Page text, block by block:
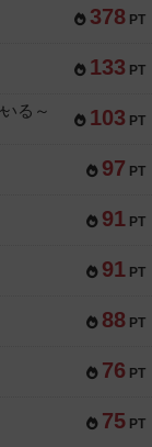
378 PT
133 PT
103 PT
る～
97 PT
91 PT
91 PT
88 PT
76 PT
75 PT